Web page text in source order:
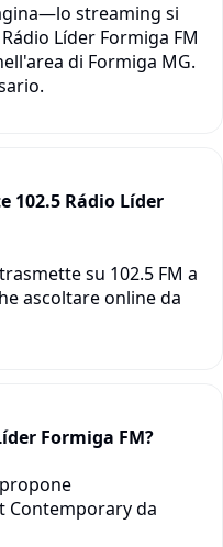
streaming si
Líder Formiga FM
di Formiga MG.
102.5 Rádio Líder
su 102.5 FM a
ascoltare online da
Formiga FM?
Contemporary da